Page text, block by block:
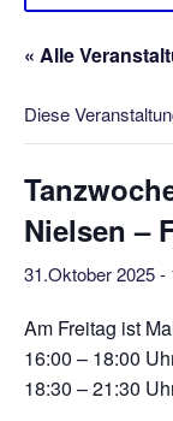
« Alle
Diese
Nielsen –
31.Oktober 2025 -
Am Freitag ist
16:00 – 18:00
18:30 – 21:30